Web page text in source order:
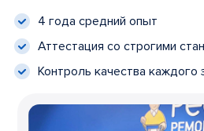
4 года средний опыт
Аттестация со строгими
Контроль качества каждого